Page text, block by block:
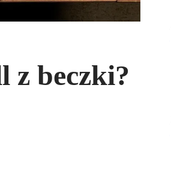
z beczki?